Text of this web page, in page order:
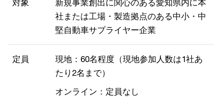
対象
新規事業創出に関心のある愛知県内に本
社または工場・製造拠点のある中小・中
堅自動車サプライヤー企業
定員
現地：60名程度（現地参加人数は1社あ
たり2名まで）
オンライン：定員なし